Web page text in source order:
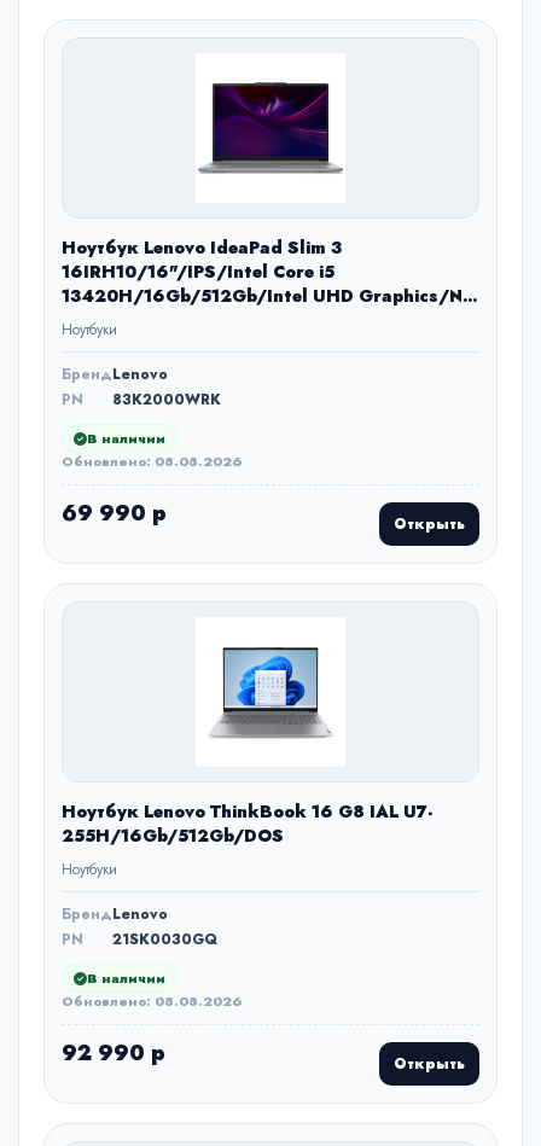
Ноутбук Lenovo IdeaPad Slim 3
16IRH10/16"/IPS/Intel Core i5
13420H/16Gb/512Gb/Intel UHD Graphics/No
OS/серый/1.73kg
Ноутбуки
БрендLenovo
PN
83K2000WRK
В наличии
Обновлено: 08.08.2026
69 990 р Открыть
Ноутбук Lenovo ThinkBook 16 G8 IAL U7-
255H/16Gb/512Gb/DOS
Ноутбуки
БрендLenovo
PN
21SK0030GQ
В наличии
Обновлено: 08.08.2026
92 990 р Открыть